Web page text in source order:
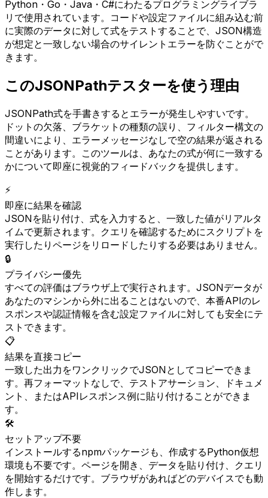
Python・Go・Java・C#にわたるプログラミングライブラ
リで使用されています。コードや設定ファイルに組み込む前
に実際のデータに対して式をテストすることで、JSON構造
が想定と一致しない場合のサイレントエラーを防ぐことがで
きます。
このJSONPathテスターを使う理由
JSONPath式を手書きするとエラーが発生しやすいです。
ドットの欠落、ブラケットの種類の誤り、フィルター構文の
間違いにより、エラーメッセージなしで空の結果が返される
ことがあります。このツールは、あなたの式が何に一致する
かについて即座に視覚的フィードバックを提供します。
⚡
即座に結果を確認
JSONを貼り付け、式を入力すると、一致した値がリアルタ
イムで更新されます。クエリを確認するためにスクリプトを
実行したりページをリロードしたりする必要はありません。
🔒
プライバシー優先
すべての評価はブラウザ上で実行されます。JSONデータが
あなたのマシンから外に出ることはないので、本番APIのレ
スポンスや認証情報を含む設定ファイルに対しても安全にテ
ストできます。
📋
結果を直接コピー
一致した出力をワンクリックでJSONとしてコピーできま
す。再フォーマットなしで、テストアサーション、ドキュメ
ント、またはAPIレスポンス例に貼り付けることができま
す。
🛠️
セットアップ不要
インストールするnpmパッケージも、作成するPython仮想
環境も不要です。ページを開き、データを貼り付け、クエリ
を開始するだけです。ブラウザがあればどのデバイスでも動
作します。